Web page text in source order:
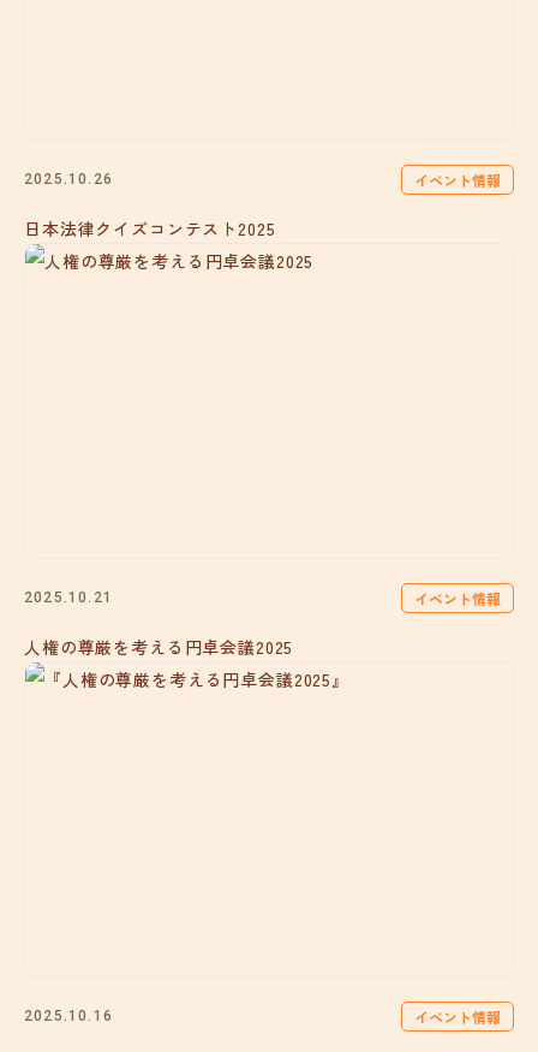
2025.10.26 イベント情報
日本法律クイズコンテスト2025
2025.10.21 イベント情報
人権の尊厳を考える円卓会議2025
2025.10.16 イベント情報